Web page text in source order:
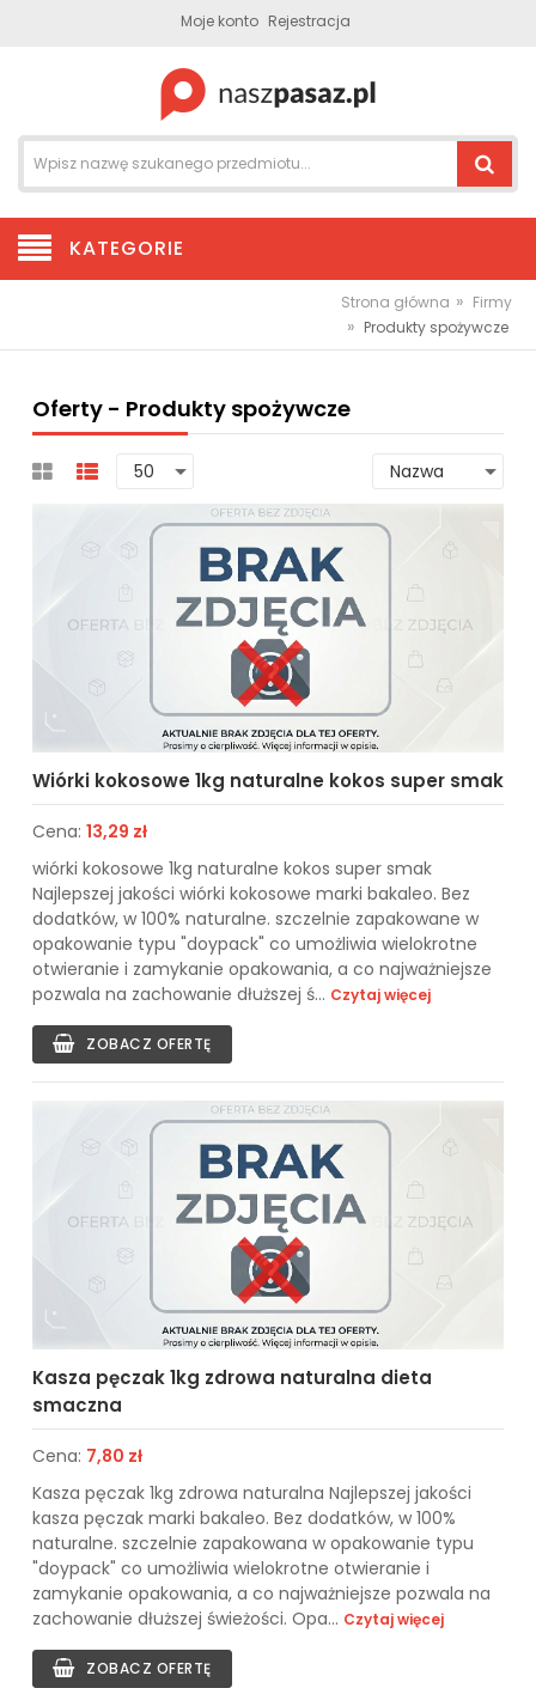
Moje konto Rejestracja
KATEGORIE
Strona główna » Firmy
» Produkty spożywcze
Oferty - Produkty spożywcze
Wiórki kokosowe 1kg naturalne kokos super smak
Cena: 13,29 zł
wiórki kokosowe 1kg naturalne kokos super smak
Najlepszej jakości wiórki kokosowe marki bakaleo. Bez
dodatków, w 100% naturalne. szczelnie zapakowane w
opakowanie typu "doypack" co umożliwia wielokrotne
otwieranie i zamykanie opakowania, a co najważniejsze
pozwala na zachowanie dłuższej ś... Czytaj więcej
ZOBACZ OFERTĘ
Kasza pęczak 1kg zdrowa naturalna dieta
smaczna
Cena: 7,80 zł
Kasza pęczak 1kg zdrowa naturalna Najlepszej jakości
kasza pęczak marki bakaleo. Bez dodatków, w 100%
naturalne. szczelnie zapakowana w opakowanie typu
"doypack" co umożliwia wielokrotne otwieranie i
zamykanie opakowania, a co najważniejsze pozwala na
zachowanie dłuższej świeżości. Opa... Czytaj więcej
ZOBACZ OFERTĘ